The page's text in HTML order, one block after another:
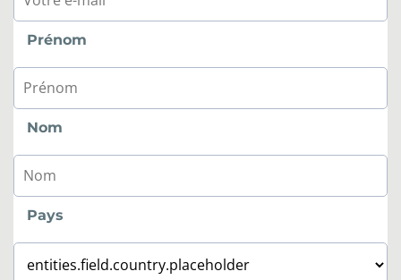
Prénom
Nom
Pays